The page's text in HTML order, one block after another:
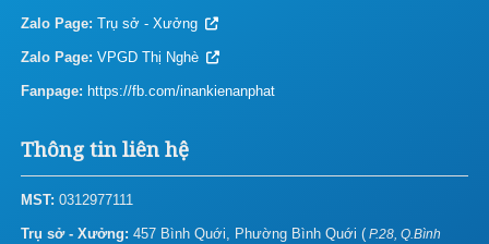
Zalo Page: Trụ sở - Xưởng
Zalo Page: VPGD Thị Nghè
Fanpage: https://fb.com/inankienanphat
Thông tin liên hệ
MST: 0312977111
Trụ sở - Xưởng: 457 Bình Quới, Phường Bình Quới ( P.28, Q.Bình